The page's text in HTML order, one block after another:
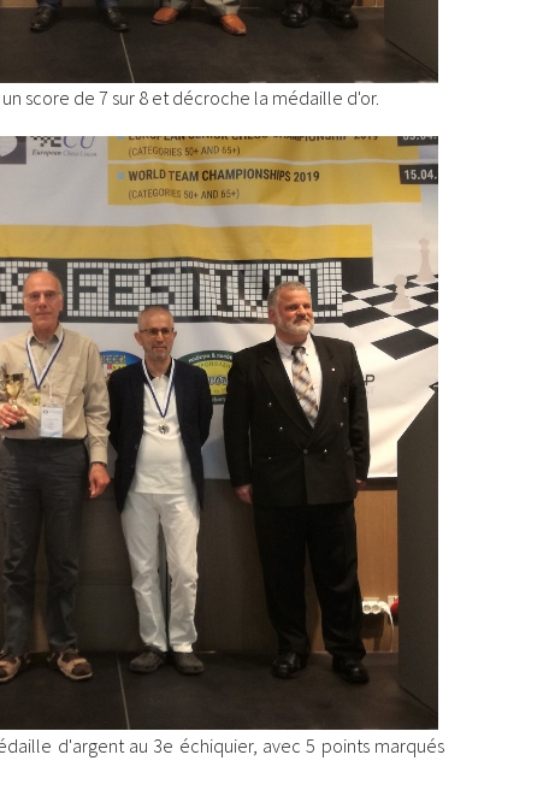
score de 7 sur 8 et décroche la médaille d'or.
d'argent au 3e échiquier, avec 5 points marqués